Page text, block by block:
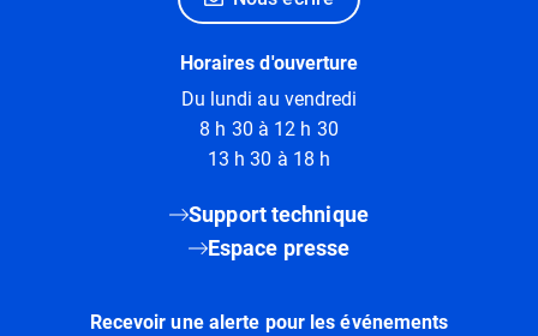
Horaires d'ouverture
Du lundi au vendredi
8 h 30 à 12 h 30
13 h 30 à 18 h
Support technique
Espace presse
Recevoir une alerte pour les événements